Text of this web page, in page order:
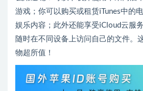
游戏；你可以购买或租赁iTunes中的
娱乐内容；此外还能享受iCloud云服
随时在不同设备上访问自己的文件。
物超所值！